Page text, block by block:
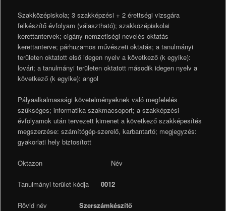
Szakközépiskola; 3 szakképzési + 2 érettségi vizsgára
felkészítő évfolyam (választható); szakközépiskolai
kerettantervek; cigány nemzetiségi nevelés-oktatás
kerettanterve; párhuzamos művészeti oktatás; a tanulmányi
területen oktatott első idegen nyelv a következő (k egyike):
lovári; a tanulmányi területen oktatott második idegen nyelv a
következő (k egyike): angol
Pályaalkalmassági követelményeknek való megfelelés
szükséges; informatika szakmacsoport; a szakképzési
évfolyamok után tervezett kimenet a következő szakképesítés
megszerzése: számítógép-szerelő, karbantartó; megjegyzés:
gyakorlati hely biztosított
Oktazon Név
Tanulmányi terület kódja 0012
Rövid név Szerszámkészítő